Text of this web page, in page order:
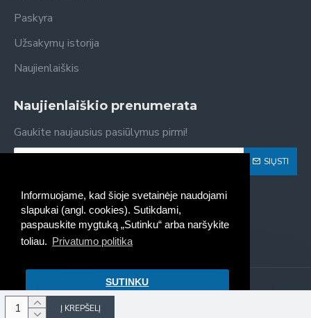
Informuojame, kad šioje svetainėje naudojami
slapukai (angl. cookies). Sutikdami,
paspauskite mygtuką „Sutinku“ arba naršykite
toliau. Privatumo politika
SUTINKU
Į KREPŠELĮ
Paskyra
Užsakymų istorija
Naujienlaiškis
Naujienlaiškio prenumerata
Gaukite naujausius pasiūlymus pirmi!
SIŲSTI
Susipažinau ir sutinku su Privatumo politika
Kaseta - spausdintuvų kasečių
pildymas, pardavimas © 2022